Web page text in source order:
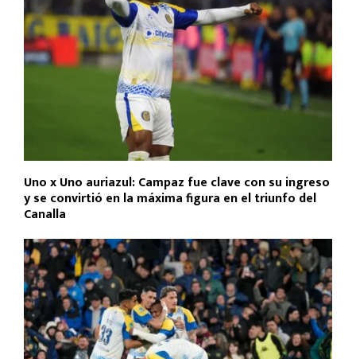
Uno x Uno auriazul: Campaz fue clave con su ingreso
y se convirtió en la máxima figura en el triunfo del
Canalla